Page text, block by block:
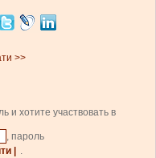
>>
и хотите участвовать в
, пароль
|
.